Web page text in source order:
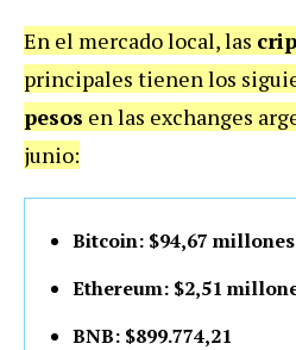
En el mercado local, las
principales tienen los
pesos en las exchanges
junio:
Bitcoin: $94,67 millones
Ethereum: $2,51
BNB: $899.774,21